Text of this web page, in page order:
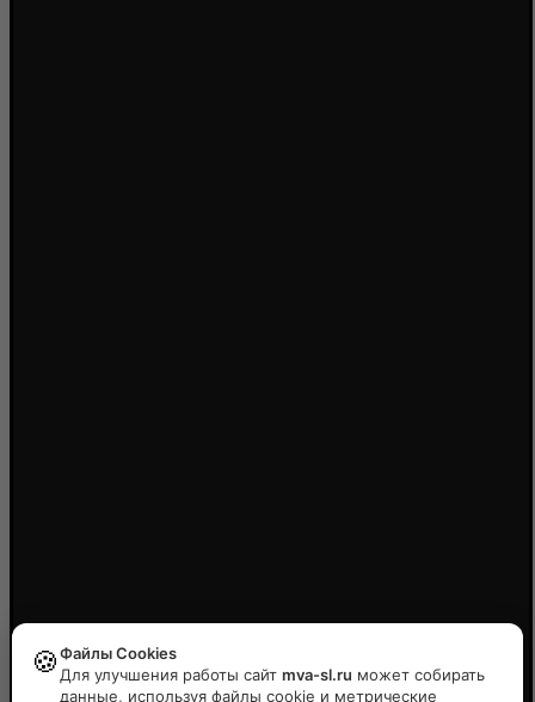
🍪Файлы Cookies
Для улучшения работы сайт mva-sl.ru может собирать
данные, используя файлы cookie и метрические